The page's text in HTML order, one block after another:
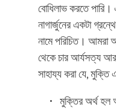
বোধিলাভ করতে
নাগার্জুনের একটা
নামে পরিচিত। আমরা
থেকে চার আর্যসত্য
সাহায্য করা যে, মুক্তি
মুক্তির অর্থ হল